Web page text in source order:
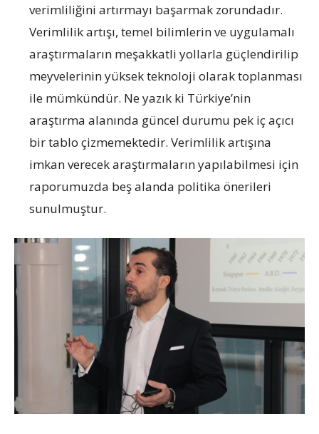
verimliliğini artırmayı başarmak zorundadır.
Verimlilik artışı, temel bilimlerin ve uygulamalı
araştırmaların meşakkatli yollarla güçlendirilip
meyvelerinin yüksek teknoloji olarak toplanması
ile mümkündür. Ne yazık ki Türkiye’nin
araştırma alanında güncel durumu pek iç açıcı
bir tablo çizmemektedir. Verimlilik artışına
imkan verecek araştırmaların yapılabilmesi için
raporumuzda beş alanda politika önerileri
sunulmuştur.